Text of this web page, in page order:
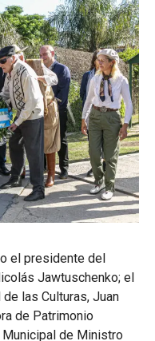
el presidente del
Jawtuschenko; el
las Culturas, Juan
de Patrimonio
Municipal de Ministro